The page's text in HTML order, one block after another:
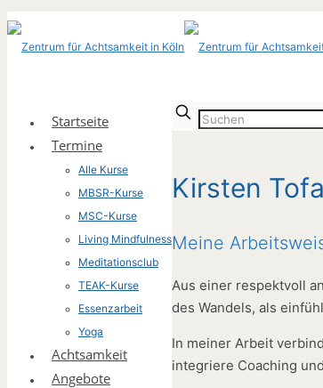
Startseite
Termine
Alle Kurse
MBSR-Kurse
MSC-Kurse
Living Mindfulness
Meditationsclub
TEAK-Kurse
Essenzarbeit
Yoga
Achtsamkeit
Angebote
Kirsten
Meine
Aus einer respektvoll
des Wandels, als
In meiner Arbeit
integriere Coaching